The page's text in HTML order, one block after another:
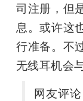
司注册，但
息。或许这
行准备。不
无线耳机会
网友评